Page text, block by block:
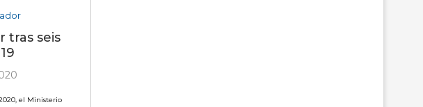
tras seis
el Ministerio